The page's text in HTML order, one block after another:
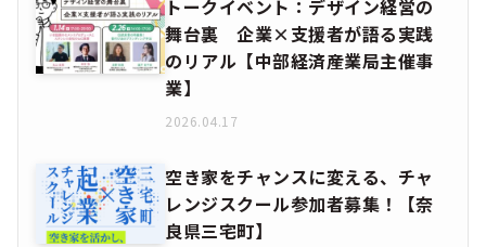
トークイベント：デザイン経営の
舞台裏 企業×支援者が語る実践
のリアル【中部経済産業局主催事
業】
2026.04.17
空き家をチャンスに変える、チャ
レンジスクール参加者募集！【奈
良県三宅町】